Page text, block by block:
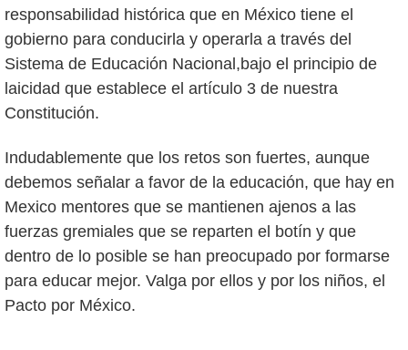
responsabilidad histórica que en México tiene el
gobierno para conducirla y operarla a través del
Sistema de Educación Nacional,bajo el principio de
laicidad que establece el artículo 3 de nuestra
Constitución.
Indudablemente que los retos son fuertes, aunque
debemos señalar a favor de la educación, que hay en
Mexico mentores que se mantienen ajenos a las
fuerzas gremiales que se reparten el botín y que
dentro de lo posible se han preocupado por formarse
para educar mejor. Valga por ellos y por los niños, el
Pacto por México.